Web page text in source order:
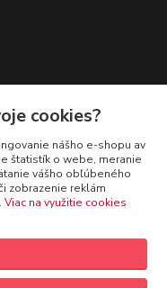
cookies?
nášho e-shopu av
štatistík o webe, meranie
vášho obľúbeného
zobrazenie reklám
Viac na využitie cookies